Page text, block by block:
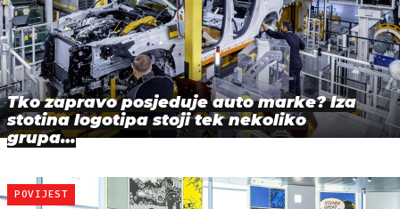
Tko zapravo posjeduje auto marke? Iza
stotina logotipa stoji tek nekoliko
grupa…
POVIJEST